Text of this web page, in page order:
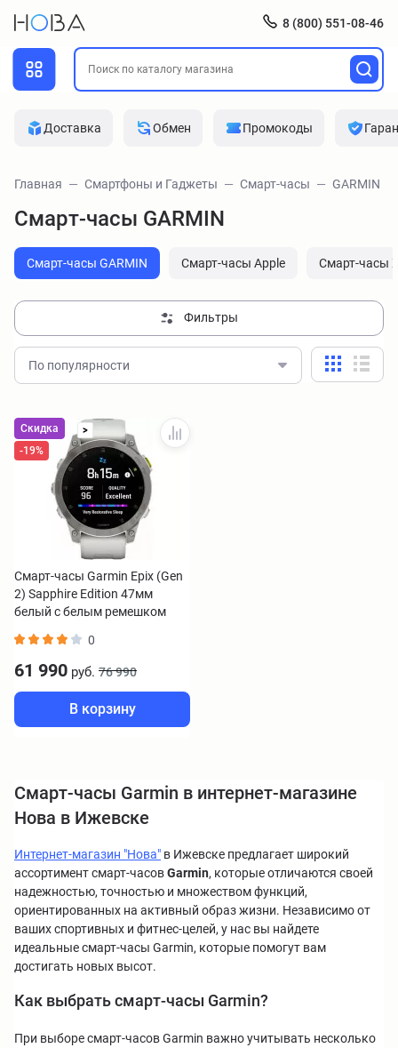
8 (800) 551-08-46
Доставка Обмен Промокоды
Главная Смартфоны и Гаджеты Смарт-часы GARMIN
Смарт-часы GARMIN
Смарт-часы GARMIN Смарт-часы Apple Смарт-часы
Фильтры
По популярности
Скидка
>
-19%
Смарт-часы Garmin Epix (Gen
2) Sapphire Edition 47мм
белый с белым ремешком
0
61 990 руб. 76 990
В корзину
Смарт-часы Garmin в интернет-магазине
Нова в Ижевске
Интернет-магазин "Нова" в Ижевске предлагает широкий
ассортимент смарт-часовGarmin, которые отличаются своей
надежностью, точностью и множеством функций,
ориентированных на активный образ жизни. Независимо от
ваших спортивных и фитнес-целей, у нас вы найдете
идеальные смарт-часы Garmin, которые помогут вам
достигать новых высот.
Как выбрать смарт-часы Garmin?
При выборе смарт-часов Garmin важно учитывать несколько